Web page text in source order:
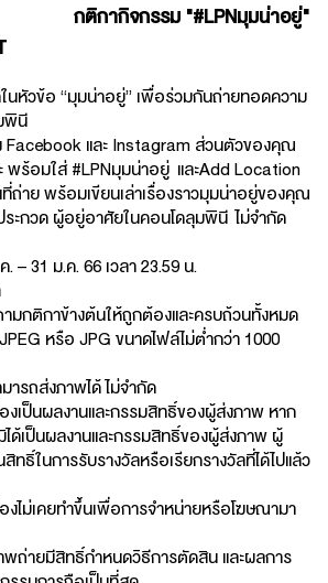
กติกากิจกรรม "#LPNมุมน่าอยู่"
นหัวข้อ “มุมน่าอยู่” เพื่อร่วมกันถ่ายทอดความ
พินี
และ Instagram ส่วนตัวของคุณ
พร้อมใส่ #LPNมุมน่าอยู่ และAdd Location
ถ่าย พร้อมเขียนเล่าเรื่องราวมุมน่าอยู่ของคุณ
ระกวด ผู้อยู่อาศัยในคอนโดลุมพินี ไม่จำกัด
– 31 ม.ค. 66 เวลา 23.59 น.
มกติกาข้างต้นให้ถูกต้องและครบถ้วนทั้งหมด
หรือ JPG ขนาดไฟล์ไม่ต่ำกว่า 1000
ารถส่งภาพได้ ไม่จำกัด
งเป็นผลงานและกรรมสิทธิ์ของผู้ส่งภาพ หาก
ด้เป็นผลงานและกรรมสิทธิ์ของผู้ส่งภาพ ผู้
ทธิ์ในการรับรางวัลหรือเรียกรางวัลที่ได้ไปแล้ว
งไม่เคยทำขึ้นเพื่อการจำหน่ายหรือโฆษณามา
ถ่ายมีสิทธิ์กำหนดวิธีการตัดสิน และผลการ